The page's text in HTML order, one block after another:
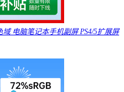
电脑笔记本手机副屏 PS4/5扩展屏